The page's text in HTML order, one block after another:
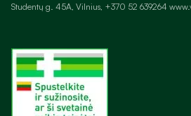
Studentų g. 45A, Vilnius, +370 52 639264